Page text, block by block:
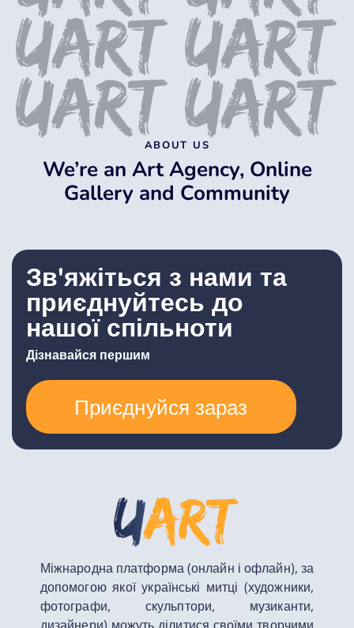
ABOUT US
We’re an Art Agency, Online
Gallery and Community
Зв'яжіться з нами та
приєднуйтесь до
нашої спільноти
Дізнавайся першим
Приєднуйся зараз
Міжнародна платформа (онлайн і офлайн), за
допомогою якої українські митці (художники,
фотографи, скульптори, музиканти,